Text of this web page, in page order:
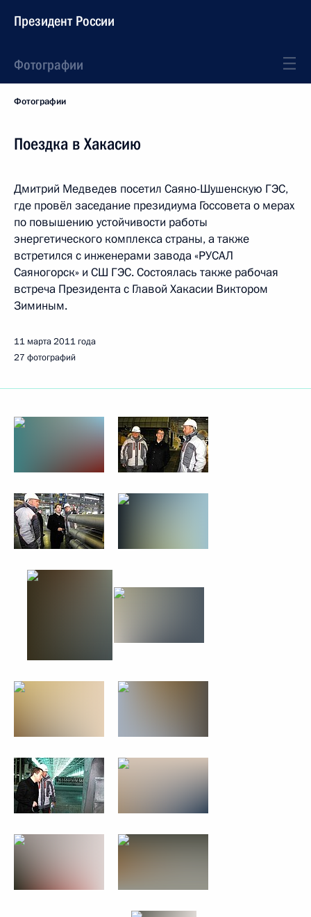
Президент России
Фотографии
Фотографии
Поездка в Хакасию
Дмитрий Медведев посетил Саяно-Шушенскую ГЭС,
где провёл заседание президиума Госсовета о мерах
по повышению устойчивости работы
энергетического комплекса страны, а также
встретился с инженерами завода «РУСАЛ
Саяногорск» и СШ ГЭС. Состоялась также рабочая
встреча Президента с Главой Хакасии Виктором
Зиминым.
11 марта 2011 года
27 фотографий